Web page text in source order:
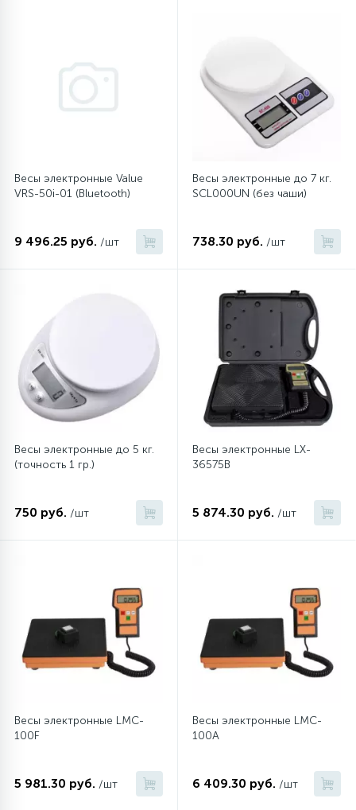
Смазки
Суппорты (ступицы)
Таходатчики
ТЭНы (нагревательные элементы)
Шкивы барабана
12
Шланги залива
Шланги слива
27
Электронные модули
Весы электронные Value
VRS-50i-01 (Bluetooth)
9 496.25 руб. /шт
Весы электронные до 7 кг.
SCL000UN (без чаши)
738.30 руб. /шт
Весы электронные до 5 кг.
(точность 1 гр.)
750 руб. /шт
Весы электронные LX-
36575B
5 874.30 руб. /шт
Весы электронные LMC-
100F
5 981.30 руб. /шт
Весы электронные LMC-
100A
6 409.30 руб. /шт